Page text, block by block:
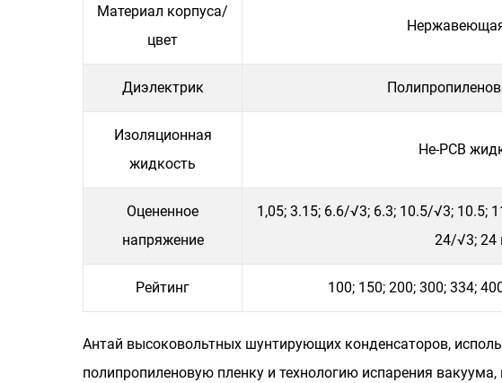
Материал корпуса/
цвет
Диэлектрик
Изоляционная
жидкость
Не-PCB
Оцененное
напряжение
1,05; 3.15; 6.6/√3; 6.3; 10.5/√3; 10.5;
24/√3; 24
Рейтинг 100; 150; 200; 300; 334;
Антай высоковольтных шунтирующих конденсаторов,
полипропиленовую пленку и технологию испарения